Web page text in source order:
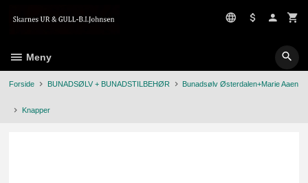
Meny
Forside BUNADSØLV + BUNADSTILBEHØR Bunadsølv Østerdalen+Marie Aaen
Knapper